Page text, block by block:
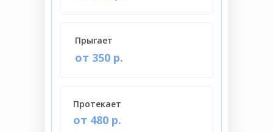
от 480 р.
Протекает
от 350 р.
Прыгает